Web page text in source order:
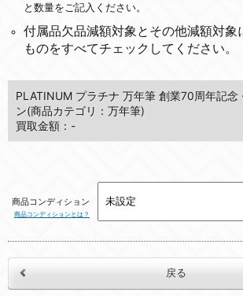
と数量をご記入ください。
付属品欠品減額対象とその他減額対象
ものをすべてチェックしてください。
PLATINUM プラチナ 万年筆 創業70周年記念
ン(商品カテゴリ：万年筆)
買取金額：-
商品コンディション
商品コンディションとは？